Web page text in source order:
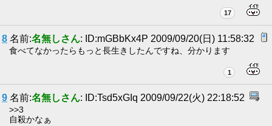
17
8 名前:名無しさん: ID:mGBbKx4P 2009/09/20(日) 11:58:32
食べてなかったらもっと長生きしたんですね、分かります
1
9 名前:名無しさん: ID:Tsd5xGIq 2009/09/22(火) 22:18:52
>>3
自殺かなぁ